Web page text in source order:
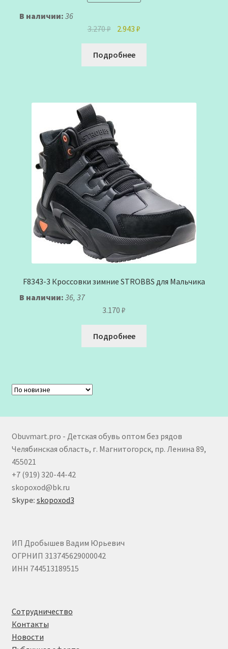
В наличии: 36
3.270₽ Первоначальная
составляла
3.270 ₽.
2.943₽
Подробнее
F8343-3 Кроссовки зимние STROBBS для Мальчика
В наличии: 36, 37
3.170 ₽
Подробнее
Obuvmart.pro - Детская обувь оптом без рядов
Челябинская область, г. Магнитогорск, пр. Ленина 89,
455021
+7 (919) 320-44-42
skopoxod@bk.ru
Skype: skopoxod3
ИП Дробышев Вадим Юрьевич
ОГРНИП 313745629000042
ИНН 744513189515
Сотрудничество
Контакты
Новости